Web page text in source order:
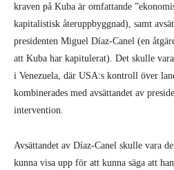
kraven på Kuba är omfattande
kapitalistisk återuppbyggnad), samt
presidenten Miguel Díaz-Canel (en
att Kuba har kapitulerat). Det skulle
i Venezuela, där USA:s kontroll över
kombinerades med avsättandet av
intervention.
Avsättandet av Díaz-Canel skulle vara
kunna visa upp för att kunna säga att